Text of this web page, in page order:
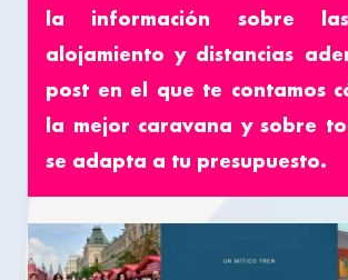
la información sobre
alojamiento y distancias
post en el que te contamos
la mejor caravana y sobre
se adapta a tu presupuesto.